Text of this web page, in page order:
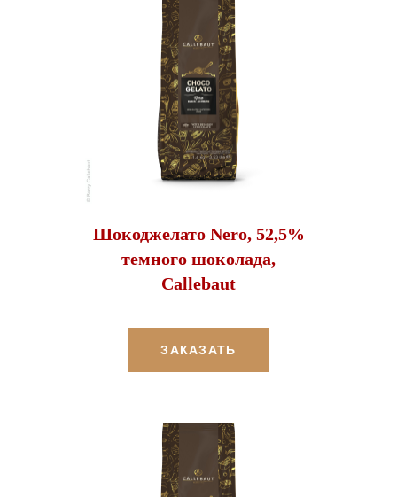
Шокоджелато Nero, 52,5%
темного шоколада,
Callebaut
ЗАКАЗАТЬ